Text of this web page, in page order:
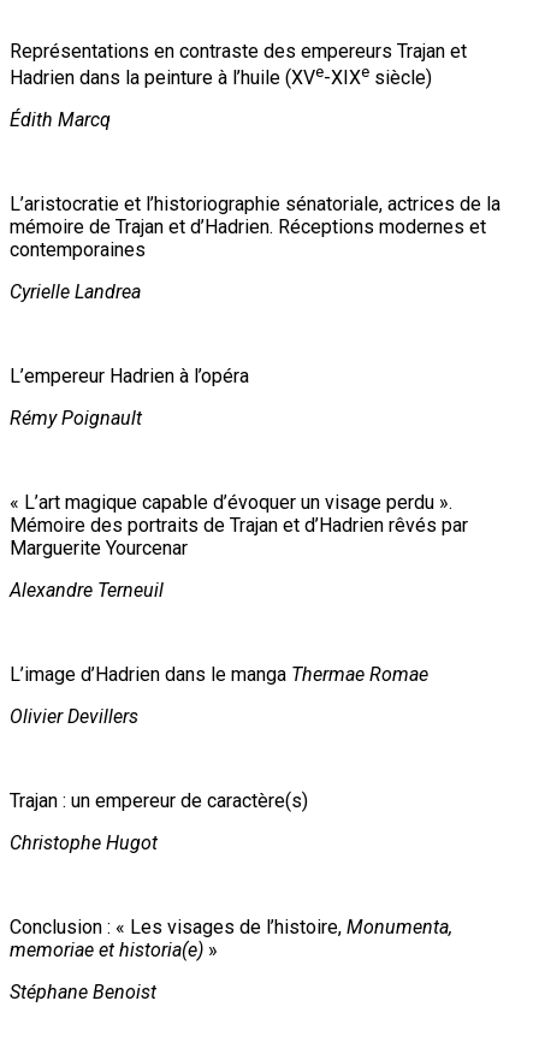
Représentations en contraste des empereurs Trajan et
Hadrien dans la peinture à l’huile (XVe-XIXe siècle)
Édith Marcq
L’aristocratie et l’historiographie sénatoriale, actrices de la
mémoire de Trajan et d’Hadrien. Réceptions modernes et
contemporaines
Cyrielle Landrea
L’empereur Hadrien à l’opéra
Rémy Poignault
« L’art magique capable d’évoquer un visage perdu ».
Mémoire des portraits de Trajan et d’Hadrien rêvés par
Marguerite Yourcenar
Alexandre Terneuil
L’image d’Hadrien dans le manga Thermae Romae
Olivier Devillers
Trajan : un empereur de caractère(s)
Christophe Hugot
Conclusion : « Les visages de l’histoire, Monumenta,
memoriae et historia(e) »
Stéphane Benoist